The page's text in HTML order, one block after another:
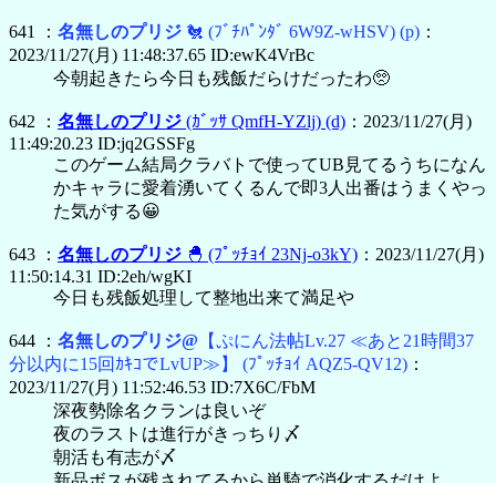
641 ： 名無しのプリジ 🐔 (ﾌﾞﾁﾊﾟﾝﾀﾞ 6W9Z-wHSV) (p) ：
2023/11/27(月) 11:48:37.65 ID:ewK4VrBc
今朝起きたら今日も残飯だらけだったわ🥺
642 ： 名無しのプリジ (ｶﾞｯｻ QmfH-YZlj) (d) ：2023/11/27(月)
11:49:20.23 ID:jq2GSSFg
このゲーム結局クラバトで使ってUB見てるうちになん
かキャラに愛着湧いてくるんで即3人出番はうまくやっ
た気がする😀
643 ： 名無しのプリジ 🐣 (ﾌﾟｯﾁｮｲ 23Nj-o3kY) ：2023/11/27(月)
11:50:14.31 ID:2eh/wgKI
今日も残飯処理して整地出来て満足や
644 ： 名無しのプリジ@ 【ぷにん法帖Lv.27 ≪あと21時間37
分以内に15回ｶｷｺでLvUP≫】
(ﾌﾟｯﾁｮｲ AQZ5-QV12) ：
2023/11/27(月) 11:52:46.53 ID:7X6C/FbM
深夜勢除名クランは良いぞ
夜のラストは進行がきっちり〆
朝活も有志が〆